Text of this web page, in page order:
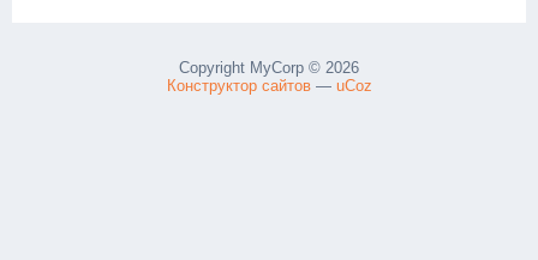
Copyright MyCorp © 2026
Конструктор сайтов— uCoz